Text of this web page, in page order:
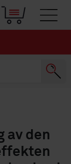
av den